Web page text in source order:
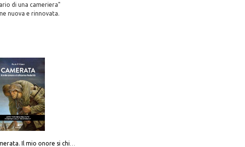
di una cameriera"
nuova e rinnovata.